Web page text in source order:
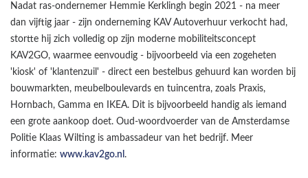
Nadat ras-ondernemer Hemmie Kerklingh begin 2021 - na meer
dan vijftig jaar - zijn onderneming KAV Autoverhuur verkocht had,
stortte hij zich volledig op zijn moderne mobiliteitsconcept
KAV2GO, waarmee eenvoudig - bijvoorbeeld via een zogeheten
'kiosk' of 'klantenzuil' - direct een bestelbus gehuurd kan worden bij
bouwmarkten, meubelboulevards en tuincentra, zoals Praxis,
Hornbach, Gamma en IKEA. Dit is bijvoorbeeld handig als iemand
een grote aankoop doet. Oud-woordvoerder van de Amsterdamse
Politie Klaas Wilting is ambassadeur van het bedrijf. Meer
informatie: www.kav2go.nl .